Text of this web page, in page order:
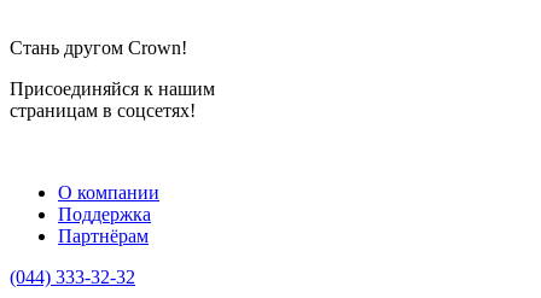
Стань другом Crown!
Присоединяйся к нашим
страницам в соцсетях!
О компании
Поддержка
Партнёрам
(044) 333-32-32